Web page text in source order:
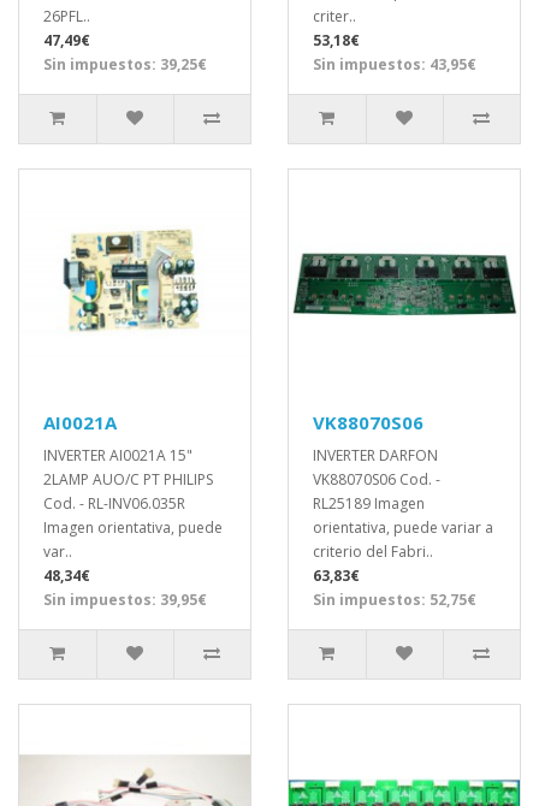
26PFL..
47,49€
Sin impuestos: 39,25€
criter..
53,18€
Sin impuestos: 43,95€
AI0021A
INVERTER AI0021A 15"
2LAMP AUO/C PT PHILIPS
Cod. - RL-INV06.035R
Imagen orientativa, puede
var..
48,34€
Sin impuestos: 39,95€
VK88070S06
INVERTER DARFON
VK88070S06 Cod. -
RL25189 Imagen
orientativa, puede variar a
criterio del Fabri..
63,83€
Sin impuestos: 52,75€